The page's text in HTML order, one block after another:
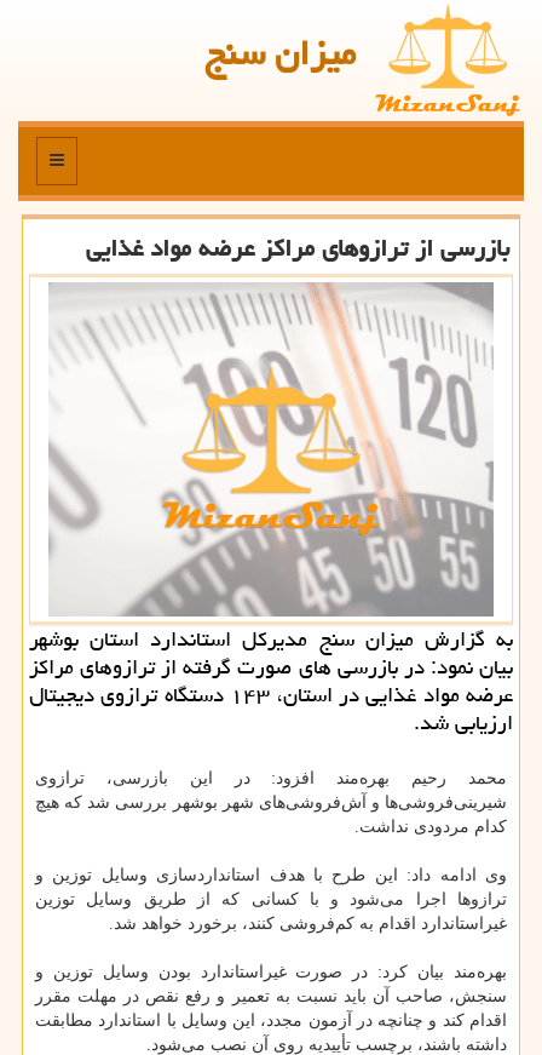
میزان سنج
منو
بازرسی از ترازوهای مراكز عرضه مواد غذایی
به گزارش میزان سنج مدیركل استاندارد استان بوشهر
بیان نمود: در بازرسی های صورت گرفته از ترازوهای مراكز
عرضه مواد غذایی در استان، ۱۴۳ دستگاه ترازوی دیجیتال
ارزیابی شد.
محمد رحیم بهره‌مند افزود: در این بازرسی، ترازوی
شیرینی‌فروشی‌ها و آش‌فروشی‌های شهر بوشهر بررسی شد كه هیچ
كدام مردودی نداشت.
وی ادامه داد: این طرح با هدف استانداردسازی وسایل توزین و
ترازوها اجرا می‌شود و با كسانی كه از طریق وسایل توزین
غیراستاندارد اقدام به كم‌فروشی ‌كنند، برخورد خواهد شد.
بهره‌مند بیان كرد: در صورت غیراستاندارد بودن وسایل توزین و
سنجش، صاحب آن باید نسبت به تعمیر و رفع نقص در مهلت مقرر
اقدام كند و چنانچه در آزمون مجدد، این وسایل با استاندارد مطابقت
داشته باشند، برچسب تأییدیه روی آن نصب می‌شود.